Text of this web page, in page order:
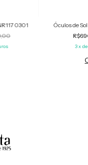
0301
Óculos de
3 x